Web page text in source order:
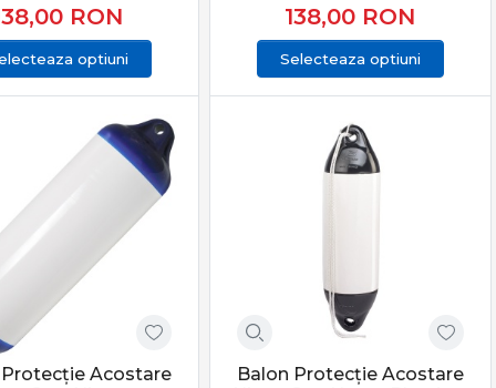
a îndepărta algele, sarea și depunerile de mizerie
RON
optiuni
138,00 RON
Selecteaza optiuni
Protecție Acostare
Balon Protecție Acostare